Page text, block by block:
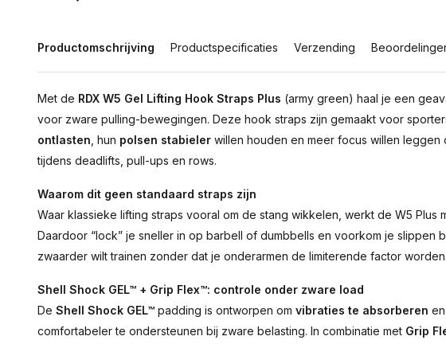
Productomschrijving Productspecificaties Verzending
Met de RDX W5 Gel Lifting Hook Straps Plus (army green) haal je een
voor zware pulling-bewegingen. Deze hook straps zijn gemaakt voor
ontlasten , hun polsen stabieler willen houden en meer focus willen
tijdens deadlifts, pull-ups en rows.
Waarom dit geen standaard straps zijn
Waar klassieke lifting straps vooral om de stang wikkelen, werkt de W5 Plus
Daardoor “lock” je sneller in op barbell of dumbbells en voorkom je slippen
zwaarder wilt trainen zonder dat je onderarmen de limiterende factor worden.
Shell Shock GEL™ + Grip Flex™: controle onder zware load
De Shell Shock GEL™ padding is ontworpen om vibraties te absorberen
comfortabeler te ondersteunen bij zware belasting. In combinatie met Grip